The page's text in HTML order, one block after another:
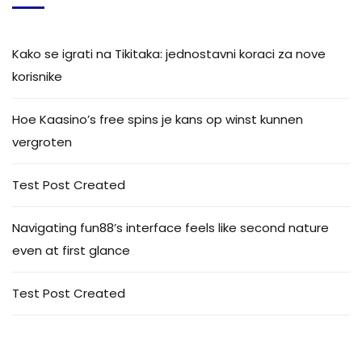
Kako se igrati na Tikitaka: jednostavni koraci za nove
korisnike
Hoe Kaasino’s free spins je kans op winst kunnen
vergroten
Test Post Created
Navigating fun88’s interface feels like second nature
even at first glance
Test Post Created